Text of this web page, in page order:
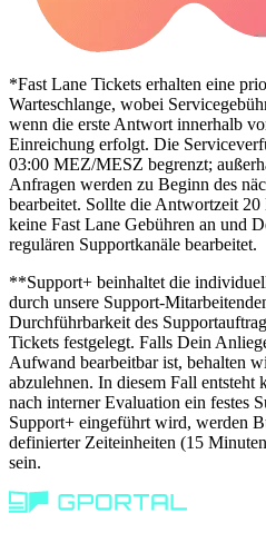
*Fast Lane Tickets erhalten eine
Warteschlange, wobei
wenn die erste Antwort innerhalb
Einreichung erfolgt. Die
03:00 MEZ/MESZ begrenzt;
Anfragen werden zu Beginn des
bearbeitet. Sollte die Antwortzeit
keine Fast Lane Gebühren an und
regulären Supportkanäle bearbeitet.
**Support+ beinhaltet die
durch unsere Support-
Durchführbarkeit des
Tickets festgelegt. Falls Dein
Aufwand bearbeitbar ist, behalten
abzulehnen. In diesem Fall entsteht
nach interner Evaluation ein festes
Support+ eingeführt wird, werden
definierter Zeiteinheiten (15
sein.